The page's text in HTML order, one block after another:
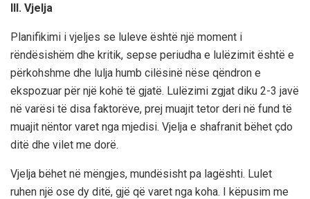
III. Vjelja
Planifikimi i vjeljes se luleve është një moment i
rëndësishëm dhe kritik, sepse periudha e lulëzimit është e
përkohshme dhe lulja humb cilësinë nëse qëndron e
ekspozuar për një kohë të gjatë. Lulëzimi zgjat diku 2-3 javë
në varësi të disa faktorëve, prej muajit tetor deri në fund të
muajit nëntor varet nga mjedisi. Vjelja e shafranit bëhet çdo
ditë dhe vilet me dorë.
Vjelja bëhet në mëngjes, mundësisht pa lagështi. Lulet
ruhen një ose dy ditë, gjë që varet nga koha. I këpusim me